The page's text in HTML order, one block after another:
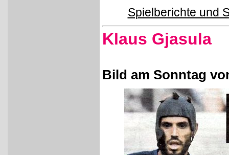
Spielberichte und
Klaus Gjasula
Bild am Sonntag